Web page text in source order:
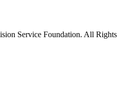
Service Foundation. All Rights